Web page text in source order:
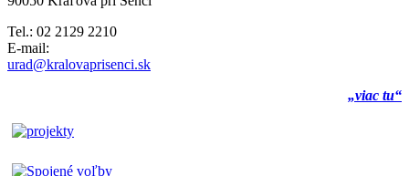
Tel.: 02 2129 2210
E-mail:
urad@kralovaprisenci.sk
„viac tu“